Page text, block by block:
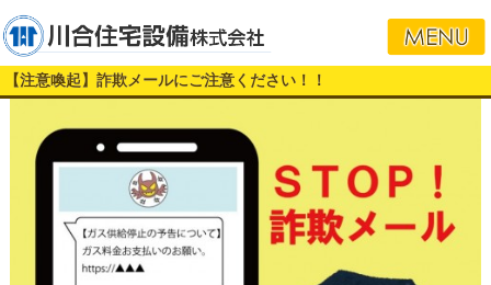
【注意喚起】詐欺メールにご注意ください！！